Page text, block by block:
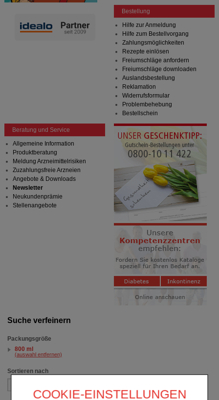
COOKIE-EINSTELLUNGEN
Suche verfeinern
Packungsgröße
800 ml
(auswahl entfernen)
Sortieren nach
Bestellung
Hilfe zur Anmeldung
Hilfe zum Bestellvorgang
Zahlungsmöglichkeiten
Rezepte einlösen
Freiumschläge anfordern
Freiumschläge downloaden
Auslandsbestellung
Reklamation
Widerrufsformular
Problembehebung
Bestellschein
Beratung und Service
Allgemeine Information
Produktberatung
Meldung Arzneimittelrisiken
Zuzahlungsfreie Arzneien
Angebote & Downloads
Newsletter
Neukundenprämie
Stellenangebote